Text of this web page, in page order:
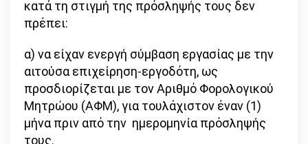
κατά τη στιγμή της πρόσληψής τους δεν
πρέπει:
α) να είχαν ενεργή σύμβαση εργασίας με την
αιτούσα επιχείρηση-εργοδότη, ως
προσδιορίζεται με τον Αριθμό Φορολογικού
Μητρώου (ΑΦΜ), για τουλάχιστον έναν (1)
μήνα πριν από την ημερομηνία πρόσληψής
τους.